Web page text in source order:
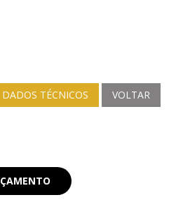
DADOS TÉCNICOS VOLTAR